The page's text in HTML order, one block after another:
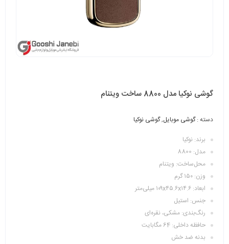
گوشی نوکیا مدل 8800 ساخت ویتنام
دسته :گوشی موبایل,گوشی نوکیا
برند: نوکیا
مدل: 8800
محل‌ساخت: ویتنام
وزن: ۱۵۰ گرم
ابعاد: ۱۰۹x۴۵.۶x۱۴.۶ میلی‌متر
جنس: استیل
رنگ‌بندی: مشکی، نقره‌ای
حافظه داخلی: 64 مگابایت
بدنه ضد خش